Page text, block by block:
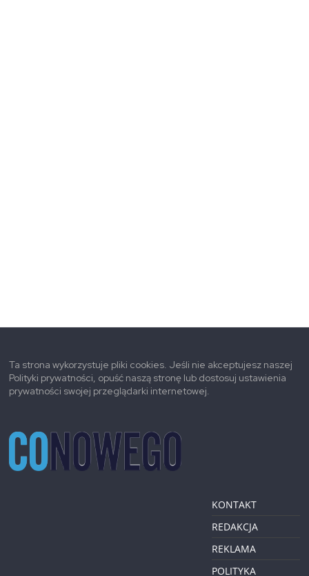
Ta strona wykorzystuje pliki cookies. Jeśli nie akceptujesz naszej
Polityki prywatności, opuść naszą stronę lub dostosuj ustawienia
prywatności swojej przeglądarki internetowej.
KONTAKT
REDAKCJA
REKLAMA
POLITYKA